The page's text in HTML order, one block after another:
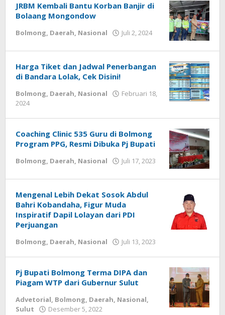
JRBM Kembali Bantu Korban Banjir di
Bolaang Mongondow
Bolmong, Daerah, Nasional Juli 2, 2024
oleh
Harga Tiket dan Jadwal Penerbangan
di Bandara Lolak, Cek Disini!
Bolmong, Daerah, Nasional
Februari 18,
2024
Coaching Clinic 535 Guru di Bolmong
Program PPG, Resmi Dibuka Pj Bupati
Bolmong, Daerah, Nasional Juli 17, 2023
oleh
Mengenal Lebih Dekat Sosok Abdul
Bahri Kobandaha, Figur Muda
Inspiratif Dapil Lolayan dari PDI
Perjuangan
Bolmong, Daerah, Nasional Juli 13, 2023
Pj Bupati Bolmong Terma DIPA dan
Piagam WTP dari Gubernur Sulut
Advetorial, Bolmong, Daerah, Nasional,
Sulut
Desember 5, 2022